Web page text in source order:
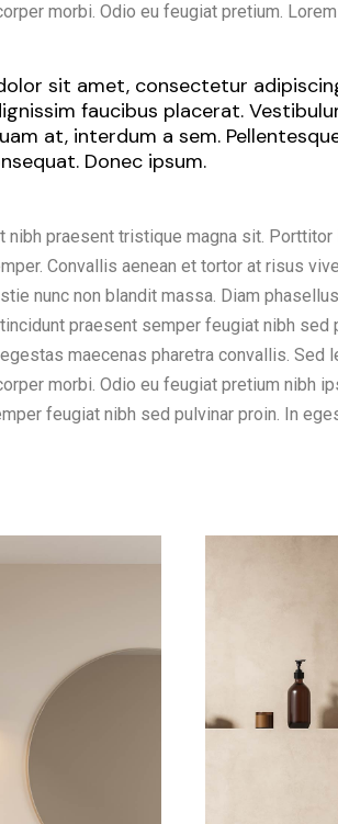
morbi. Odio eu feugiat pretium.
sit amet, consectetur
faucibus placerat.
at, interdum a sem.
Donec ipsum.
nibh praesent tristique magna sit.
Convallis aenean et tortor at risus
nunc non blandit massa. Diam
praesent semper feugiat nibh sed
maecenas pharetra convallis. Sed
morbi. Odio eu feugiat pretium nibh
feugiat nibh sed pulvinar proin. In